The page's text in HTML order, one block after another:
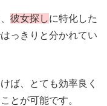
彼女探しに特化した
っきりと分かれてい
ば、とても効率良く
とが可能です。